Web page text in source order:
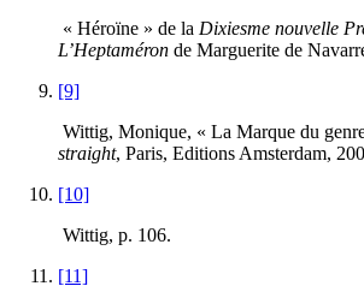
« Héroïne » de la Dixiesme nouvelle
L’Heptaméron de Marguerite de
[9]
Wittig, Monique, « La Marque du
straight, Paris, Editions Amsterdam,
[10]
Wittig, p. 106.
[11]